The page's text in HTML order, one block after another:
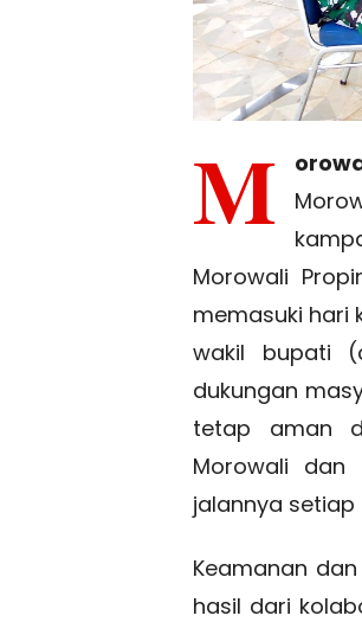
M
Morowali
memasuki hari
wakil bupati
dukungan
tetap aman
Morowali dan
jalannya setiap
Keamanan
hasil dari